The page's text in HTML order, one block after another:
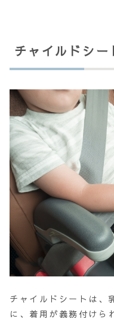
チャイルドシ
チャイルドシートは、
に、着用が義務付けら